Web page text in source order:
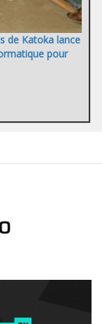
de Katoka lance
pour